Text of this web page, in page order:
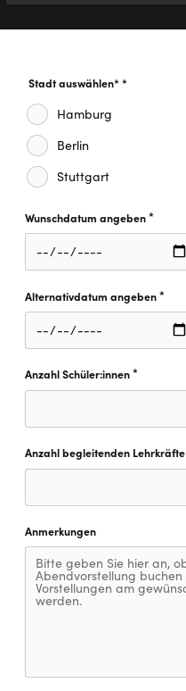
Stadt auswählen* *
Hamburg
Berlin
Stuttgart
Wunschdatum angeben*
Alternativdatum angeben*
Anzahl Schüler:innen*
Anzahl begleitenden Lehrkräfte
Anmerkungen